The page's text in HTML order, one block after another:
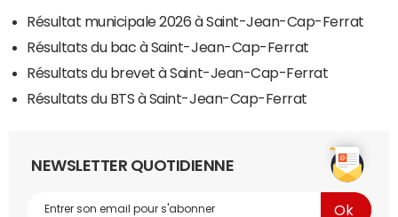
Résultat municipale 2026 à Saint-Jean-Cap-Ferrat
Résultats du bac à Saint-Jean-Cap-Ferrat
Résultats du brevet à Saint-Jean-Cap-Ferrat
Résultats du BTS à Saint-Jean-Cap-Ferrat
NEWSLETTER QUOTIDIENNE